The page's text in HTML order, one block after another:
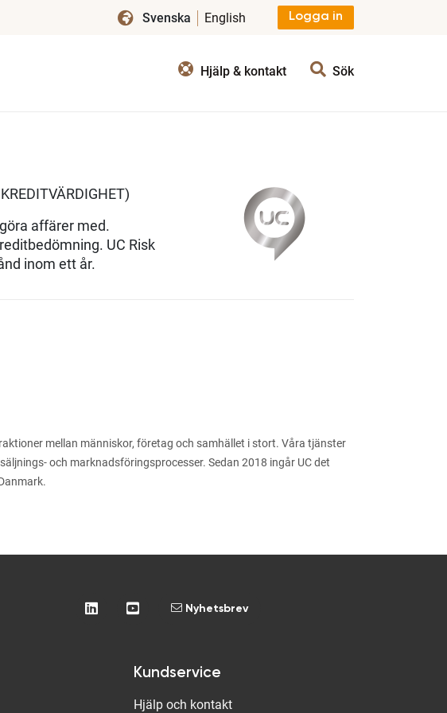
Logga in
Svenska English
Hjälp & kontakt Sök
affärer med.
UC Risk
inom ett år.
mellan människor, företag och samhället i stort. Våra tjänster
och marknadsföringsprocesser. Sedan 2018 ingår UC det
Nyhetsbrev
Kundservice
Hjälp och kontakt